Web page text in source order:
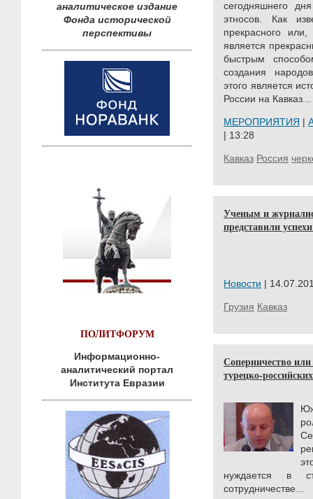
аналитическое издание
Фонда исторической
перспективы
ПОЛИТФОРУМ
Информационно-
аналитический портал
Института Евразии
сегодняшнего
этносов. Как
прекрасного или,
является
быстрым
создания
этого является
России на Кавказ...
МЕРОПРИЯТИЯ |
| 13:28
Кавказ Россия
Ученым и
представили
Новости |
Грузия Кавказ
Соперничество
турецко-
нуждается в
сотрудничестве...